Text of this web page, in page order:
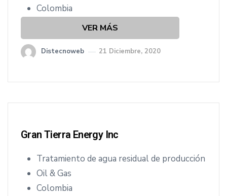
Colombia
VER MÁS
Distecnoweb 21 Diciembre, 2020
Gran Tierra Energy Inc
Tratamiento de agua residual de producción
Oil & Gas
Colombia